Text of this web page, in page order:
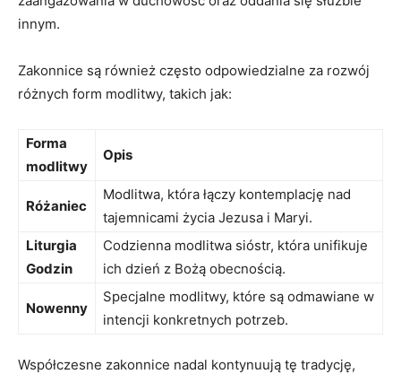
innym.
Zakonnice są również często odpowiedzialne za rozwój
różnych form modlitwy, takich jak:
Forma
⁣modlitwy
Opis
Różaniec
Modlitwa, która łączy kontemplację nad
⁢tajemnicami życia Jezusa i Maryi.
Liturgia
Godzin
Codzienna modlitwa sióstr, która unifikuje
ich dzień z Bożą obecnością.
Nowenny
Specjalne modlitwy, które są odmawiane w
intencji konkretnych potrzeb.
Współczesne zakonnice nadal kontynuują tę tradycję,